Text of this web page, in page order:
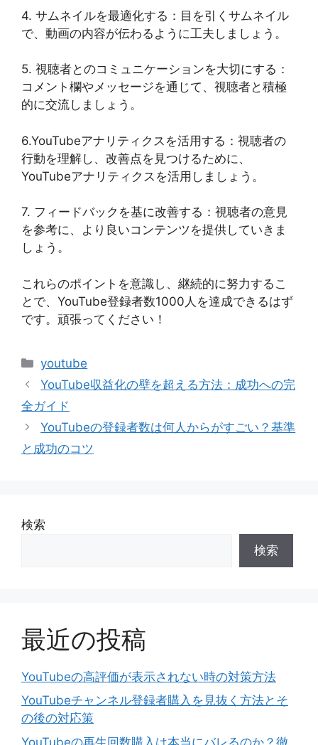
4. サムネイルを最適化する：目を引くサムネイル
で、動画の内容が伝わるように工夫しましょう。
5. 視聴者とのコミュニケーションを大切にする：
コメント欄やメッセージを通じて、視聴者と積極
的に交流しましょう。
6.YouTubeアナリティクスを活用する：視聴者の
行動を理解し、改善点を見つけるために、
YouTubeアナリティクスを活用しましょう。
7. フィードバックを基に改善する：視聴者の意見
を参考に、より良いコンテンツを提供していきま
しょう。
これらのポイントを意識し、継続的に努力するこ
とで、YouTube登録者数1000人を達成できるはず
です。頑張ってください！
カ
テ
リ
ー
youtube
YouTube収益化の壁を超える方法：成功への完
全ガイド
YouTubeの登録者数は何人からがすごい？基準
と成功のコツ
検索
検索
最近の投稿
YouTubeの高評価が表示されない時の対策方法
YouTubeチャンネル登録者購入を見抜く方法とそ
の後の対応策
YouTubeの再生回数購入は本当にバレるのか？徹